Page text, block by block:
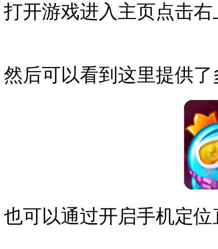
打开游戏进入主页点击
然后可以看到这里提供
也可以通过开启手机定